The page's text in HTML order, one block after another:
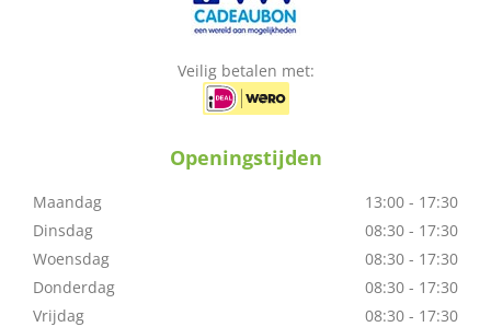
Veilig betalen met:
Openingstijden
Maandag
13:00 - 17:30
Dinsdag
08:30 - 17:30
Woensdag
08:30 - 17:30
Donderdag
08:30 - 17:30
Vrijdag
08:30 - 17:30